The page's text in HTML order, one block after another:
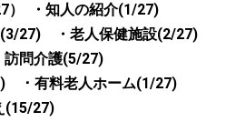
） ・知人の紹介(1/27)
(3/27) ・老人保健施設(2/27)
問介護(5/27)
・有料老人ホーム(1/27)
(15/27)